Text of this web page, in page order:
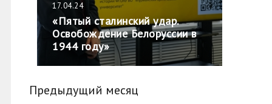
17.04.24
«Пятый сталинский удар.
Освобождение Белоруссии в
1944 году»
Предыдущий месяц